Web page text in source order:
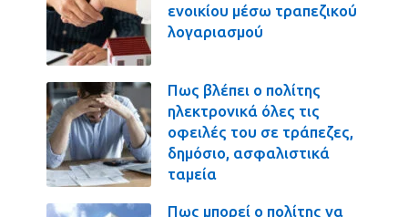
ενοικίου μέσω τραπεζικού
λογαριασμού
Πως βλέπει ο πολίτης
ηλεκτρονικά όλες τις
οφειλές του σε τράπεζες,
δημόσιο, ασφαλιστικά
ταμεία
Πως μπορεί ο πολίτης να